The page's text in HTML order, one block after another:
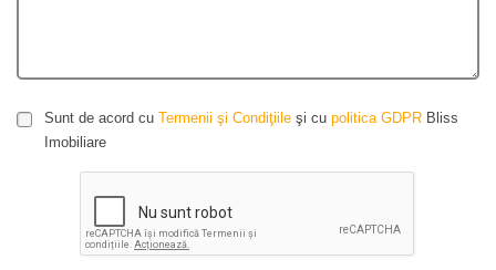
Sunt de acord cu Termenii şi Condiţiile şi cu politica GDPR Bliss
Imobiliare